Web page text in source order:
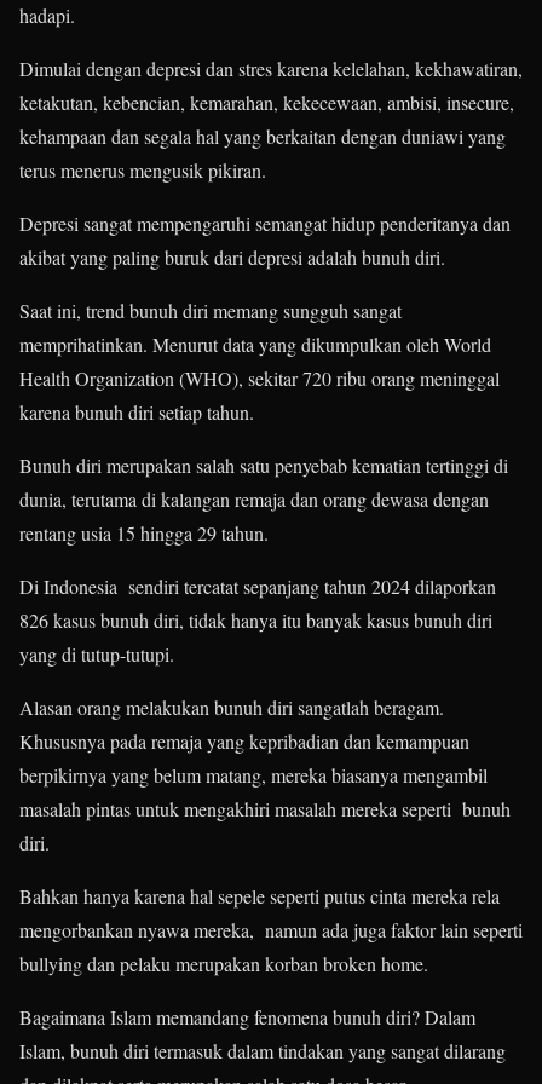
hadapi.
Dimulai dengan depresi dan stres karena kelelahan, kekhawatiran,
ketakutan, kebencian, kemarahan, kekecewaan, ambisi, insecure,
kehampaan dan segala hal yang berkaitan dengan duniawi yang
terus menerus mengusik pikiran.
Depresi sangat mempengaruhi semangat hidup penderitanya dan
akibat yang paling buruk dari depresi adalah bunuh diri.
Saat ini, trend bunuh diri memang sungguh sangat
memprihatinkan. Menurut data yang dikumpulkan oleh World
Health Organization (WHO), sekitar 720 ribu orang meninggal
karena bunuh diri setiap tahun.
Bunuh diri merupakan salah satu penyebab kematian tertinggi di
dunia, terutama di kalangan remaja dan orang dewasa dengan
rentang usia 15 hingga 29 tahun.
Di Indonesia sendiri tercatat sepanjang tahun 2024 dilaporkan
826 kasus bunuh diri, tidak hanya itu banyak kasus bunuh diri
yang di tutup-tutupi.
Alasan orang melakukan bunuh diri sangatlah beragam.
Khususnya pada remaja yang kepribadian dan kemampuan
berpikirnya yang belum matang, mereka biasanya mengambil
masalah pintas untuk mengakhiri masalah mereka seperti bunuh
diri.
Bahkan hanya karena hal sepele seperti putus cinta mereka rela
mengorbankan nyawa mereka, namun ada juga faktor lain seperti
bullying dan pelaku merupakan korban broken home.
Bagaimana Islam memandang fenomena bunuh diri? Dalam
Islam, bunuh diri termasuk dalam tindakan yang sangat dilarang